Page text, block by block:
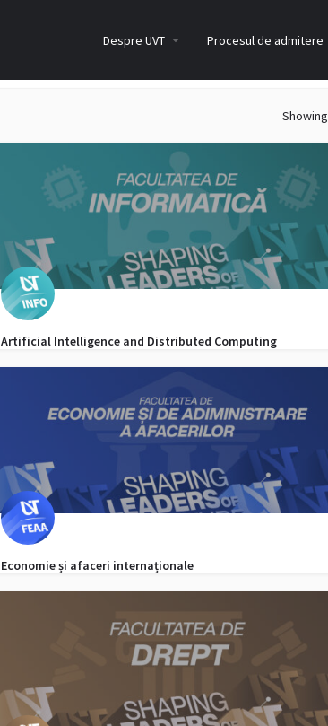
Despre UVT Procesul de admitere
Showing
Artificial Intelligence and Distributed Computing
0256 592 364 admitere.informatica@e-uvt.ro
Economie și afaceri internaționale
0256 592 506 admitere.feaa@e-uvt.ro